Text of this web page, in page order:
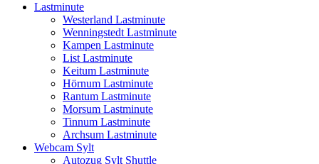
Lastminute
Westerland Lastminute
Wenningstedt Lastminute
Kampen Lastminute
List Lastminute
Keitum Lastminute
Hörnum Lastminute
Rantum Lastminute
Morsum Lastminute
Tinnum Lastminute
Archsum Lastminute
Webcam Sylt
Autozug Sylt Shuttle